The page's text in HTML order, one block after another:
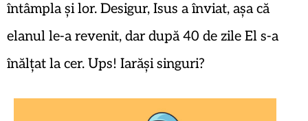
întâmpla și lor. Desigur, Isus a înviat, așa că
elanul le-a revenit, dar după 40 de zile El s-a
înălțat la cer. Ups! Iarăși singuri?